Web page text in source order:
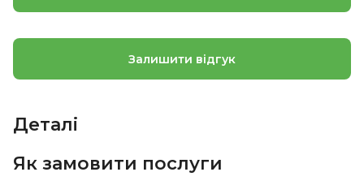
Залишити відгук
Деталі
Як замовити послуги